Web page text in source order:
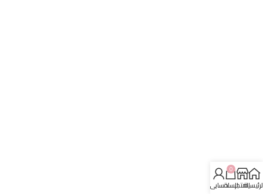
المتجر
0
السلةحسابي